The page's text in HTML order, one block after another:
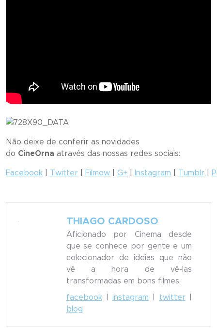
Não deixe de conferir as novidades
do CineOrna através das nossas redes sociais:
Facebook Twitter Filmow G+ Instagram Tumblr
THIAGO CARDOSO
Aficionado por Cinema desde
que se conhece por gente e um
colecionador de ideias que não
vê a hora de vê-las
transformadas em bons filmes.
facebook|instagram twitter|
blog